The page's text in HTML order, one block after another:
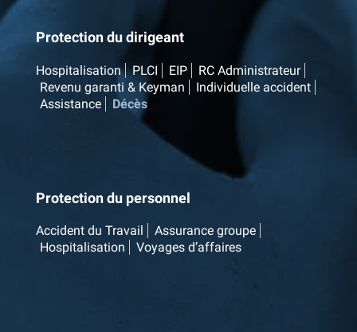
Protection du dirigeant
Hospitalisation PLCI EIP
RC Administrateur
Revenu garanti & Keyman
Individuelle accident
Assistance
Décès
Protection du personnel
Accident du Travail
Assurance groupe
Hospitalisation
Voyages d’affaires